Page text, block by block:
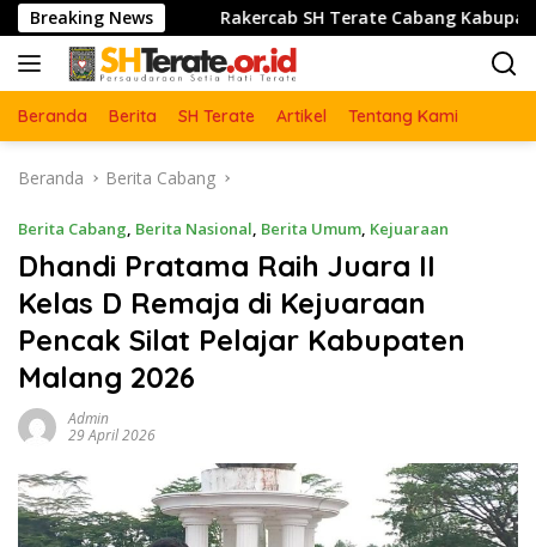
Langsung
ke
konten
Breaking News
Lor Rakercab SH Terate Cabang Kabupatrn
Beranda Berita SH Terate Artikel Tentang Kami
Beranda Berita Cabang
Berita Cabang, Berita Nasional, Berita Umum, Kejuaraan
Dhandi Pratama Raih Juara II
Kelas D Remaja di Kejuaraan
Pencak Silat Pelajar Kabupaten
Malang 2026
Admin
29 April 2026